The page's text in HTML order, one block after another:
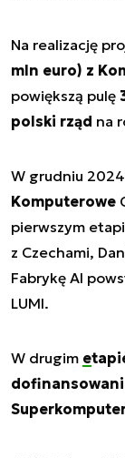
Na realizację
mln euro) z
powiększą pulę
polski rząd na
W grudniu
Komputerowe
pierwszym
z Czechami,
Fabrykę AI
LUMI.
W drugim